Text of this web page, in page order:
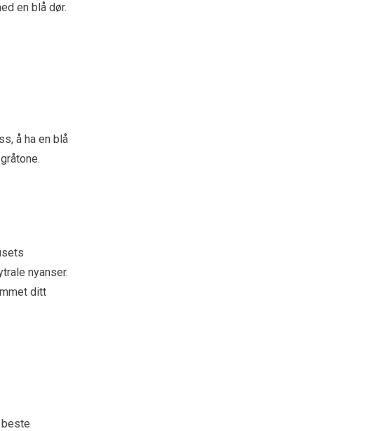
en blå dør.
å ha en blå
nyanser.
ditt